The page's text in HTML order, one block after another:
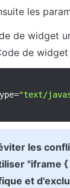
les
de widget
de
="text/
les
"iframe
et